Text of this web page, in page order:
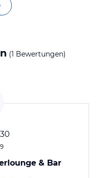
(1 Bewertungen)
& Bar